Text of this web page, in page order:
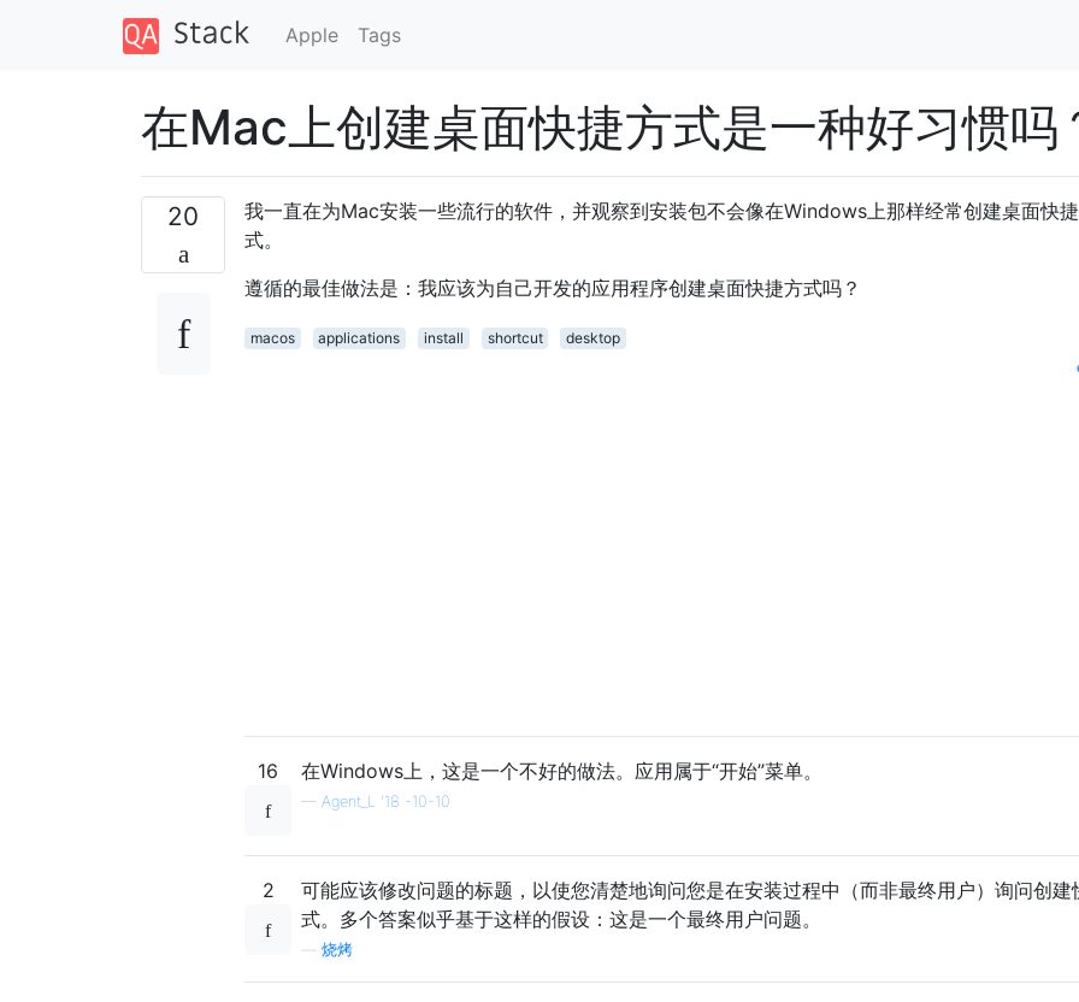
Apple Tags
在Mac上创建桌面快捷方式是一种好习惯吗
20
我一直在为Mac安装一些流行的软件，并观察到安装包不会像在Windows上那样经常创建桌面快
式。
遵循的最佳做法是：我应该为自己开发的应用程序创建桌面快捷方式吗？
macos applications install shortcut desktop
16 在Windows上，这是一个不好的做法。应用属于“开始”菜单。
— Agent_L '18 -10-10
2
可能应该修改问题的标题，以使您清楚地询问您是在安装过程中（而非最终用户）询问创建
式。多个答案似乎基于这样的假设：这是一个最终用户问题。
烧烤